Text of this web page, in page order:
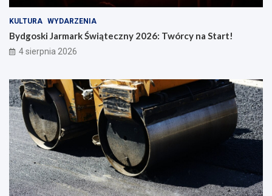
KULTURA WYDARZENIA
Bydgoski Jarmark Świąteczny 2026: Twórcy na Start!
4 sierpnia 2026